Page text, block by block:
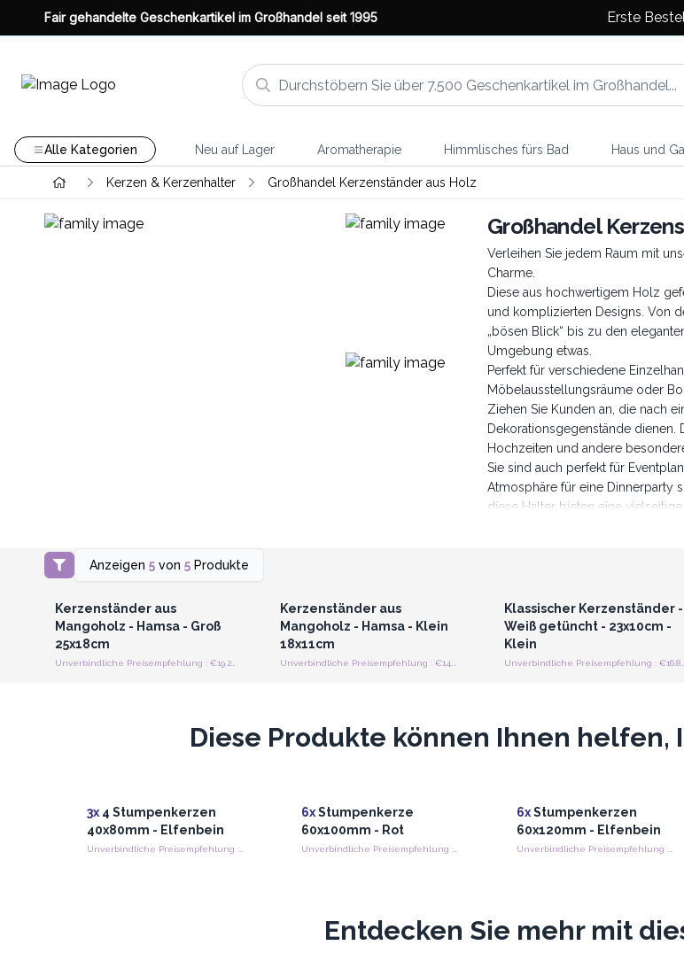
Fair gehandelte Geschenkartikel im Großhandel seit 1995 Erste
Alle Kategorien Neu auf Lager Aromatherapie Himmlisches fürs Bad Haus und
Kerzen & Kerzenhalter Großhandel Kerzenständer aus Holz
Großhandel
Verleihen Sie jedem Raum mit
Charme.
Diese aus hochwertigem Holz
und komplizierten Designs. Von
„bösen Blick“ bis zu den
Umgebung etwas.
Perfekt für verschiedene
Möbelausstellungsräume oder
Ziehen Sie Kunden an, die nach
Dekorationsgegenstände dienen.
Hochzeiten und andere
Sie sind auch perfekt für
Atmosphäre für eine Dinnerparty
diese Halter bieten eine
Sie können als Tafelaufsätze,
Erweitern Sie Ihr Inventar
Anzeigen 5von 5Produkte
Anmelden oder Registrieren
für Großhandelspreise
Kerzenständer aus
Mangoholz - Hamsa - Groß
25x18cm
Kerzenständer aus
Mangoholz - Hamsa - Klein
18x11cm
Klassischer Kerzenständer -
Weiß getüncht - 23x10cm -
Klein
Diese Produkte können Ihnen helfen,
3x 4 Stumpenkerzen
40x80mm - Elfenbein
6xStumpenkerze
60x100mm - Rot
6xStumpenkerzen
60x120mm - Elfenbein
Unverbindliche Preisempfehlung : €3.95/Candle
Entdecken Sie mehr mit